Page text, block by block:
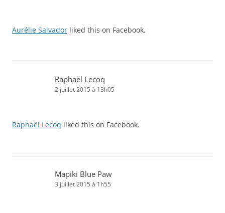
Aurélie Salvador liked this on Facebook.
Raphaël Lecoq
2 juillet 2015 à 13h05
Raphaël Lecoq liked this on Facebook.
Mapiki Blue Paw
3 juillet 2015 à 1h55